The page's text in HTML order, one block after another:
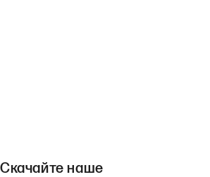
Скачайте наше